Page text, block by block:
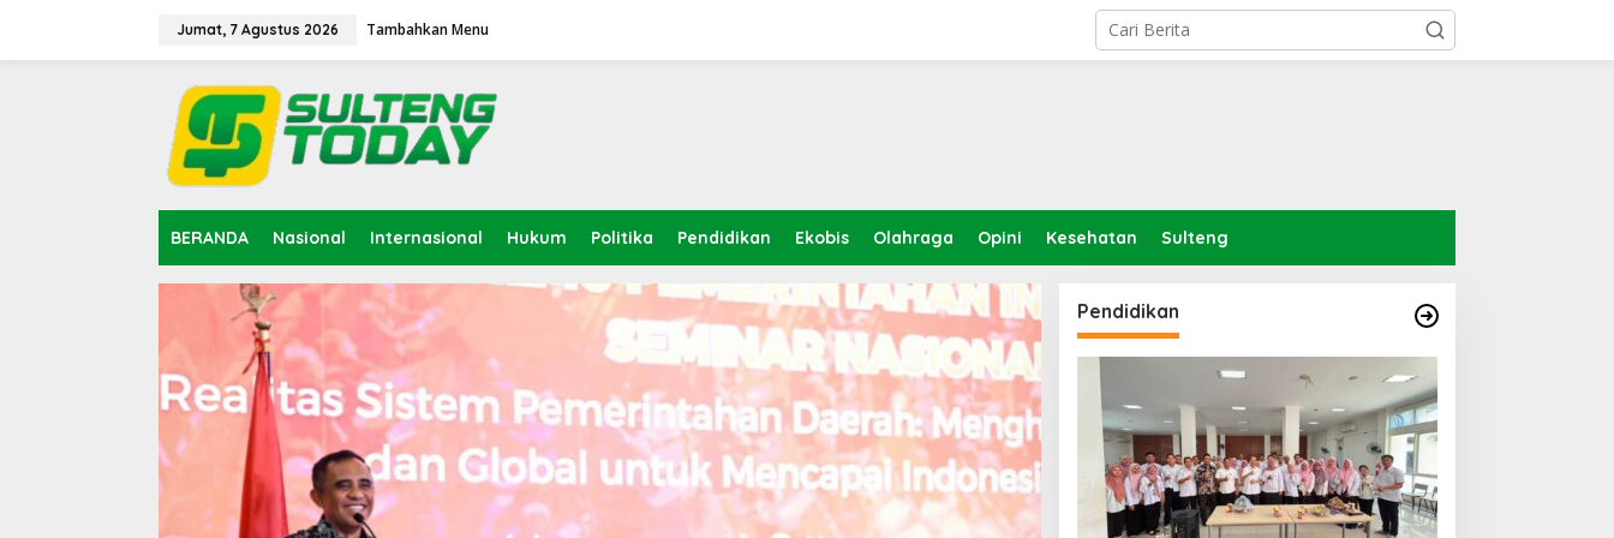
Jumat, 7 Agustus 2026 Tambahkan Menu
BERANDA Nasional Internasional Hukum Politika Pendidikan Ekobis Olahraga Opini Kesehatan Sulteng
Pendidikan